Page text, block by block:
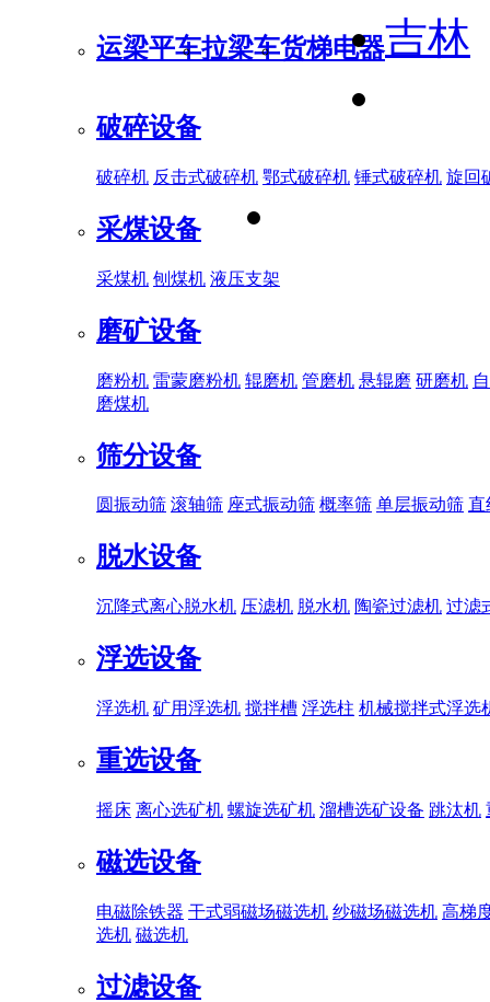
运梁平车拉梁车货梯电器
破碎设备
破碎机 反击式破碎机 鄂式破碎机 锤式破碎机 旋回
采煤设备
采煤机 刨煤机 液压支架
磨矿设备
磨粉机 雷蒙磨粉机 辊磨机 管磨机 悬辊磨 研磨机
磨煤机
筛分设备
圆振动筛 滚轴筛 座式振动筛 概率筛 单层振动筛 直
脱水设备
沉降式离心脱水机 压滤机 脱水机 陶瓷过滤机 过滤
浮选设备
浮选机 矿用浮选机 搅拌槽 浮选柱 机械搅拌式浮选
重选设备
摇床 离心选矿机 螺旋选矿机 溜槽选矿设备 跳汰机
磁选设备
电磁除铁器 干式弱磁场磁选机 纱磁场磁选机 高梯
选机 磁选机
过滤设备
吉林